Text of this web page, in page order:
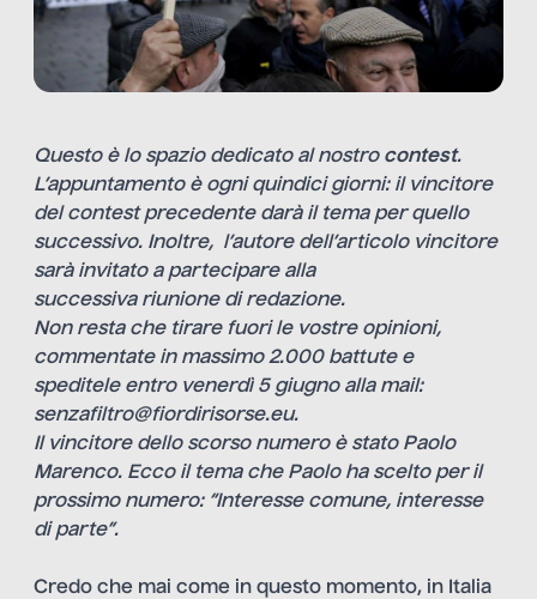
Questo è lo spazio dedicato al nostro contest.
L’appuntamento è ogni quindici giorni: il vincitore
del contest precedente darà il tema per quello
successivo. Inoltre, l’autore dell’articolo vincitore
sarà invitato a partecipare alla
successiva riunione di redazione.
Non resta che tirare fuori le vostre opinioni,
commentate in massimo 2.000 battute e
speditele entro venerdì 5 giugno alla mail:
senzafiltro@fiordirisorse.eu.
Il vincitore dello scorso numero è stato Paolo
Marenco. Ecco il tema che Paolo ha scelto per il
prossimo numero: “Interesse comune, interesse
di parte”.
Credo che mai come in questo momento, in Italia